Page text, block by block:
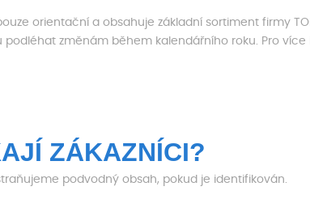
orientační a obsahuje základní sortiment firmy
změnám během kalendářního roku. Pro
ZÁKAZNÍCI?
podvodný obsah, pokud je identifikován.